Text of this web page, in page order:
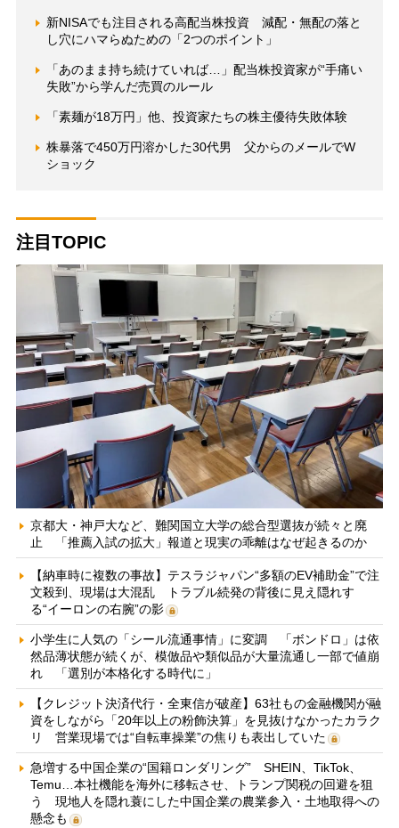
新NISAでも注目される高配当株投資 減配・無配の落と
し穴にハマらぬための「2つのポイント」
「あのまま持ち続けていれば…」配当株投資家が“手痛い
失敗”から学んだ売買のルール
「素麺が18万円」他、投資家たちの株主優待失敗体験
株暴落で450万円溶かした30代男 父からのメールでW
ショック
注目TOPIC
京都大・神戸大など、難関国立大学の総合型選抜が続々と廃
止 「推薦入試の拡大」報道と現実の乖離はなぜ起きるのか
【納車時に複数の事故】テスラジャパン“多額のEV補助金”で注
文殺到、現場は大混乱 トラブル続発の背後に見え隠れす
る“イーロンの右腕”の影
小学生に人気の「シール流通事情」に変調 「ボンドロ」は依
然品薄状態が続くが、模倣品や類似品が大量流通し一部で値崩
れ 「選別が本格化する時代に」
【クレジット決済代行・全東信が破産】63社もの金融機関が融
資をしながら「20年以上の粉飾決算」を見抜けなかったカラク
リ 営業現場では“自転車操業”の焦りも表出していた
急増する中国企業の“国籍ロンダリング” SHEIN、TikTok、
Temu…本社機能を海外に移転させ、トランプ関税の回避を狙
う 現地人を隠れ蓑にした中国企業の農業参入・土地取得への
懸念も